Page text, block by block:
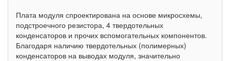
Плата модуля спроектирована на основе микросхемы,
подстроечного резистора, 4 твердотельных
конденсаторов и прочих вспомогательных компонентов.
Благодаря наличию твердотельных (полимерных)
конденсаторов на выводах модуля, значительно